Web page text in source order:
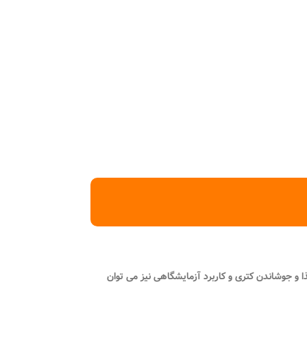
و جوشاندن کتری و کاربرد آزمایشگاهی نیز می توان